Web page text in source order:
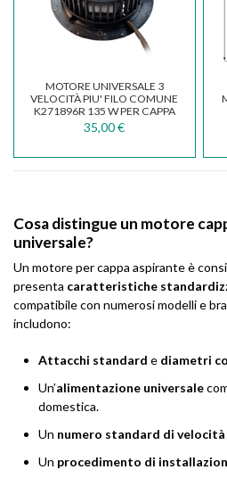
MOTORE UNIVERSALE 3
VELOCITÀ PIU' FILO COMUNE
K271896R 135 W PER CAPPA
INCASSO MK100
35,00 €
Cosa distingue un motore
universale?
Un motore per cappa aspirante è
presenta caratteristiche
compatibile con numerosi modelli e
includono:
Attacchi standard e diametri
Un’alimentazione universale
domestica.
Un numero standard di velocità
Un procedimento di